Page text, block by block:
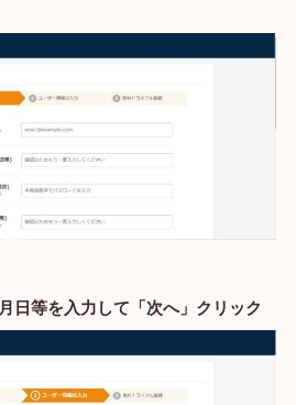
日等を入力して「次へ」クリック